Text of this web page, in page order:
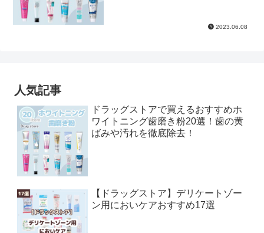
2023.06.08
人気記事
ドラッグストアで買えるおすすめホ
ワイトニング歯磨き粉20選！歯の黄
ばみや汚れを徹底除去！
【ドラッグストア】デリケートゾー
ン用においケアおすすめ17選